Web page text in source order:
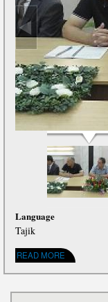
Language
Tajik
READ MORE
ABOUT ДАР ТОҶИКИСТОН